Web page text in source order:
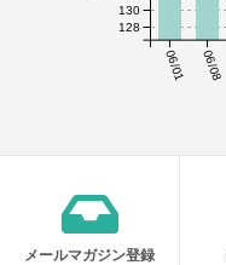
06/01 06/08
128
130
メールマガジン登録